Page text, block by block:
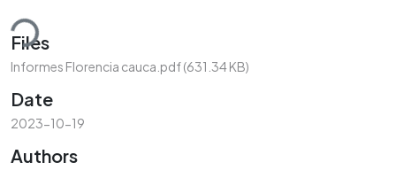
Files
Informes Florencia cauca.pdf(631.34 KB)
Date
2023-10-19
Authors